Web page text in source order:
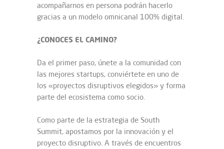
acompañarnos en persona podrán hacerlo
gracias a un modelo omnicanal 100% digital.
¿CONOCES EL CAMINO?
Da el primer paso, únete a la comunidad con
las mejores startups, conviértete en uno de
los «proyectos disruptivos elegidos» y forma
parte del ecosistema como socio.
Como parte de la estrategia de South
Summit, apostamos por la innovación y el
proyecto disruptivo. A través de encuentros